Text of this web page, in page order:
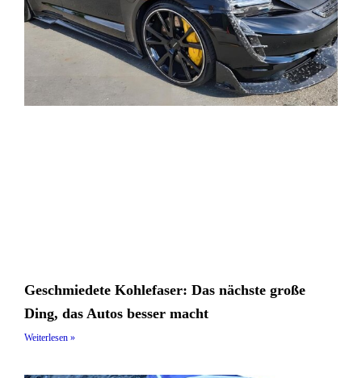
Geschmiedete Kohlefaser: Das nächste große
Ding, das Autos besser macht
Weiterlesen »